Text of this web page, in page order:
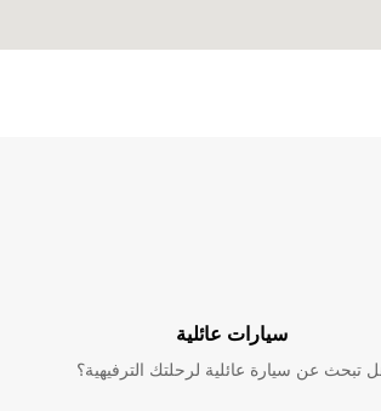
سيارات عائلية
تبحث عن سيارة عائلية لرحلتك الترفيهية؟